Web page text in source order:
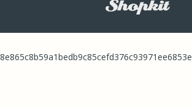
8e865c8b59a1bedb9c85cefd376c93971ee6853e